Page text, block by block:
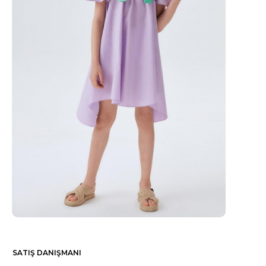
SATIŞ DANIŞMANI